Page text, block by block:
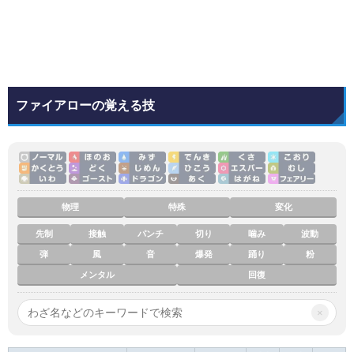
ファイアローの覚える技
物理 特殊 変化
先制 接触 パンチ 切り 噛み 波動
弾 風 音 爆発 踊り 粉
メンタル 回復
×